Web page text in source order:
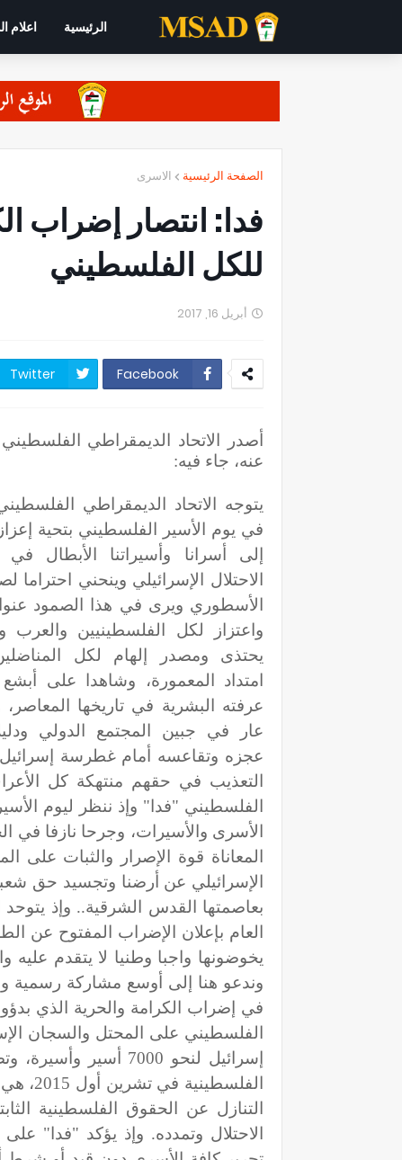
الرئيسية اعلام
الصفحة الرئيسية الاسرى
فدا: انتصار إضراب
للكل الفلسطيني
أبريل 16, 2017
Facebook
Twitter
أصدر الاتحاد الديمقراطي
عنه، جاء فيه:
يتوجه الاتحاد الديمقراطي
في يوم الأسير الفلسطيني بتحية إعزاز
إلى أسرانا وأسيراتنا الأبطال
الاحتلال الإسرائيلي وينحني احتراما
الأسطوري ويرى في هذا الصمود
واعتزاز لكل الفلسطينيين والعرب
يحتذى ومصدر إلهام لكل
امتداد المعمورة، وشاهدا على أبشع
عرفته البشرية في تاريخها
عار في جبين المجتمع الدولي
عجزه وتقاعسه أمام غطرسة
التعذيب في حقهم منتهكة كل
الفلسطيني "فدا" وإذ ننظر ليوم
الأسرى والأسيرات، وجرحا نازفا في
المعاناة قوة الإصرار والثبات
الإسرائيلي عن أرضنا وتجسيد حق
بعاصمتها القدس الشرقية.. وإذ
العام بإعلان الإضراب المفتوح عن
يخوضونها واجبا وطنيا لا يتقدم
وندعو هنا إلى أوسع مشاركة رسمية
في إضراب الكرامة والحرية الذي
الفلسطيني على المحتل والسجان
إسرائيل لنحو 7000
التنازل عن الحقوق الفلسطينية
الاحتلال وتمدده. وإذ يؤكد "فدا"